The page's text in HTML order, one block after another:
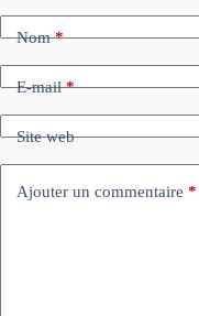
Nom*
E-mail*
Site web
Ajouter un commentaire *